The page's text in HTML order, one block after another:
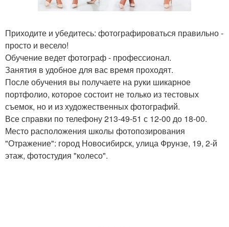
Приходите и убедитесь: фотографироваться правильно -
просто и весело!
Обучение ведет фотограф - профессионал.
Занятия в удобное для вас время проходят.
После обучения вы получаете на руки шикарное
портфолио, которое состоит не только из тестовых
съемок, но и из художественных фотографий.
Все справки по телефону 213-49-51 с 12-00 до 18-00.
Место расположения школы фотопозирования
"Отражение": город Новосибирск, улица Фрунзе, 19, 2-й
этаж, фотостудия "колесо".